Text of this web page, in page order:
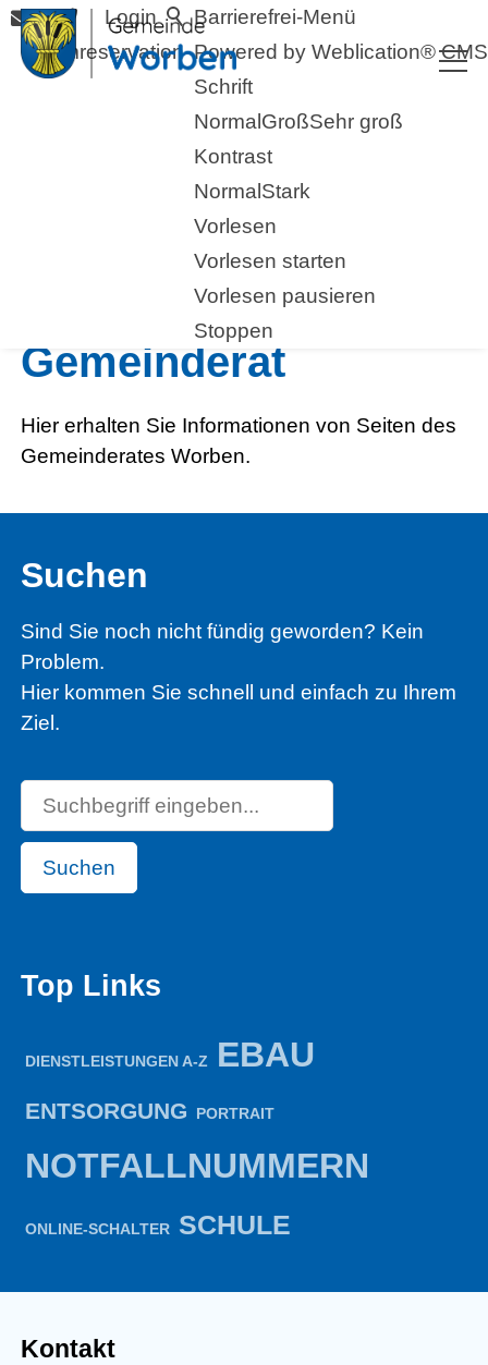
Barrierefrei-Menü
Powered by Weblication® CMS
Schrift
Normal GroßSehr groß
Kontrast
Normal Stark
Vorlesen
Vorlesen starten
Vorlesen pausieren
Stoppen
Login
Raumreservation
Aus dem
Gemeinderat
Hier erhalten Sie Informationen von Seiten des
Gemeinderates Worben.
Suchen
Sind Sie noch nicht fündig geworden? Kein
Problem.
Hier kommen Sie schnell und einfach zu Ihrem
Ziel.
Suchen
Top Links
DIENSTLEISTUNGEN A-Z EBAU
ENTSORGUNG PORTRAIT
NOTFALLNUMMERN
ONLINE-SCHALTER SCHULE
Kontakt